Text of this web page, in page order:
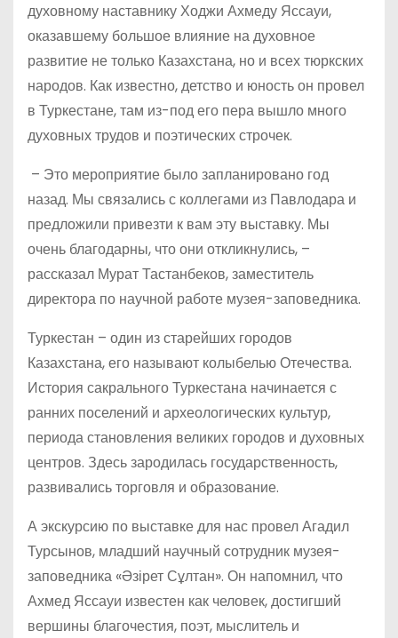
духовному наставнику Ходжи Ахмеду Яссауи,
оказавшему большое влияние на духовное
развитие не только Казахстана, но и всех тюркских
народов. Как известно, детство и юность он провел
в Туркестане, там из-под его пера вышло много
духовных трудов и поэтических строчек.
– Это мероприятие было запланировано год
назад. Мы связались с коллегами из Павлодара и
предложили привезти к вам эту выставку. Мы
очень благодарны, что они откликнулись, –
рассказал Мурат Тастанбеков, заместитель
директора по научной работе музея-заповедника.
Туркестан – один из старейших городов
Казахстана, его называют колыбелью Оте­чества.
История сакрального Туркестана начинается с
ранних поселений и археологических культур,
периода становления великих городов и духовных
центров. Здесь зародилась государственность,
развивались торговля и образование.
А экскурсию по выставке для нас провел Агадил
Турсынов, младший научный сотрудник музея-
заповедника «Әзірет Сұлтан». Он напомнил, что
Ахмед Яссауи известен как человек, достигший
вершины благочестия, поэт, мыслитель и